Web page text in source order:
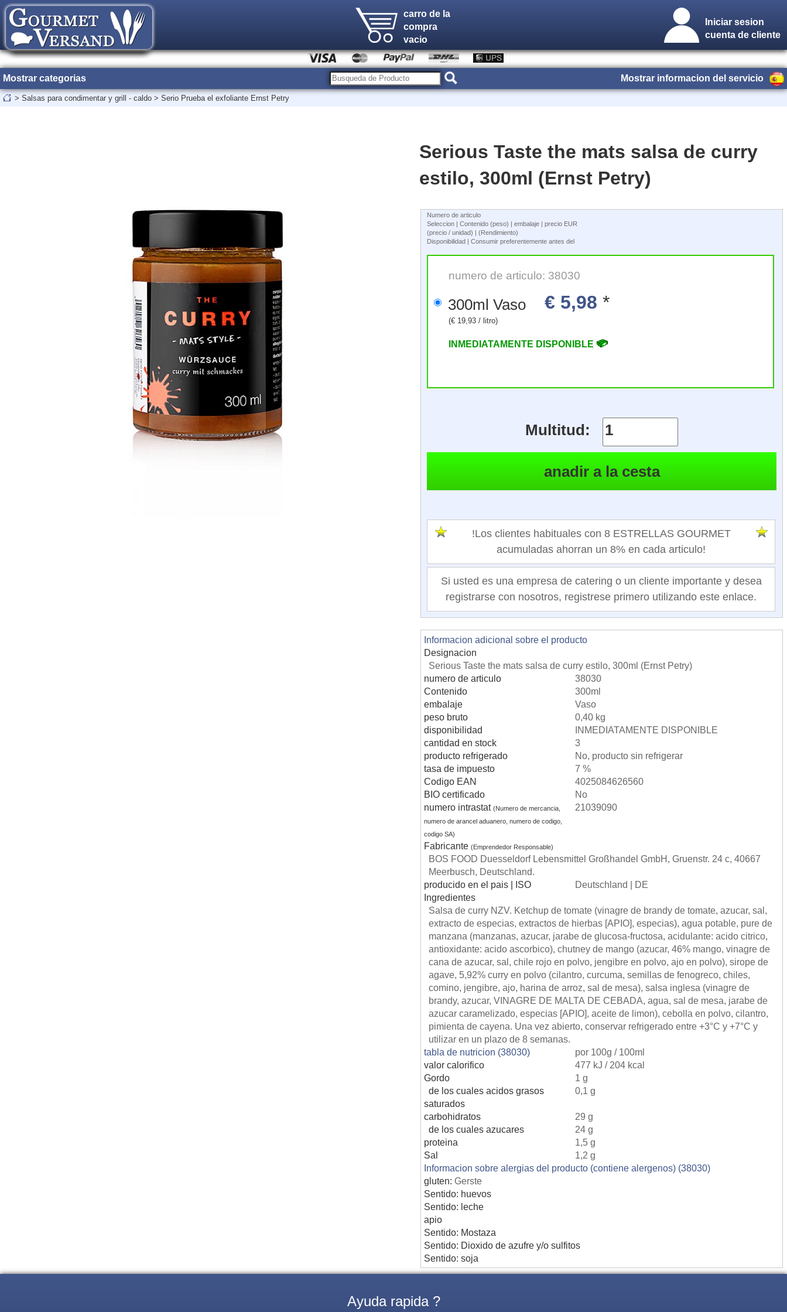
carro de la
compra
vacio
Iniciar sesion
cuenta de cliente
Mostrar categorias Mostrar informacion del servicio
> Salsas para condimentar y grill - caldo > Serio Prueba el exfoliante Ernst Petry
Serious Taste the mats salsa de curry
estilo, 300ml (Ernst Petry)
Numero de articulo
Seleccion | Contenido (peso) | embalaje | precio EUR
(precio / unidad) | (Rendimiento)
Disponibilidad | Consumir preferentemente antes del
numero de articulo: 38030
300ml Vaso € 5,98 *
(€ 19,93 / litro)
INMEDIATAMENTE DISPONIBLE
Multitud:
!Los clientes habituales con 8 ESTRELLAS GOURMET
acumuladas ahorran un 8% en cada articulo!
Si usted es una empresa de catering o un cliente importante y desea
registrarse con nosotros, registrese primero utilizando este enlace.
Informacion adicional sobre el producto
Designacion
Serious Taste the mats salsa de curry estilo, 300ml (Ernst Petry)
numero de articulo
38030
Contenido
300ml
embalaje
Vaso
peso bruto
0,40 kg
disponibilidad
INMEDIATAMENTE DISPONIBLE
cantidad en stock
3
producto refrigerado
No, producto sin refrigerar
tasa de impuesto
7 %
Codigo EAN
4025084626560
BIO certificado
No
numero intrastat(Numero de mercancia,
numero de arancel aduanero, numero de codigo,
codigo SA)
21039090
Fabricante(Emprendedor Responsable)
BOS FOOD Duesseldorf Lebensmittel Großhandel GmbH, Gruenstr. 24 c, 40667
Meerbusch, Deutschland.
producido en el pais | ISO
Deutschland | DE
Ingredientes
Salsa de curry NZV. Ketchup de tomate (vinagre de brandy de tomate, azucar, sal,
extracto de especias, extractos de hierbas [APIO], especias), agua potable, pure de
manzana (manzanas, azucar, jarabe de glucosa-fructosa, acidulante: acido citrico,
antioxidante: acido ascorbico), chutney de mango (azucar, 46% mango, vinagre de
cana de azucar, sal, chile rojo en polvo, jengibre en polvo, ajo en polvo), sirope de
agave, 5,92% curry en polvo (cilantro, curcuma, semillas de fenogreco, chiles,
comino, jengibre, ajo, harina de arroz, sal de mesa), salsa inglesa (vinagre de
brandy, azucar, VINAGRE DE MALTA DE CEBADA, agua, sal de mesa, jarabe de
azucar caramelizado, especias [APIO], aceite de limon), cebolla en polvo, cilantro,
pimienta de cayena. Una vez abierto, conservar refrigerado entre +3°C y +7°C y
utilizar en un plazo de 8 semanas.
tabla de nutricion (38030)
por 100g / 100ml
valor calorifico
477 kJ / 204 kcal
Gordo
1 g
de los cuales acidos grasos
saturados
0,1 g
carbohidratos
29 g
de los cuales azucares
24 g
proteina
1,5 g
Sal
1,2 g
Informacion sobre alergias del producto (contiene alergenos) (38030)
gluten: Gerste
Sentido: huevos
Sentido: leche
apio
Sentido: Mostaza
Sentido: Dioxido de azufre y/o sulfitos
Sentido: soja
Ayuda rapida ?